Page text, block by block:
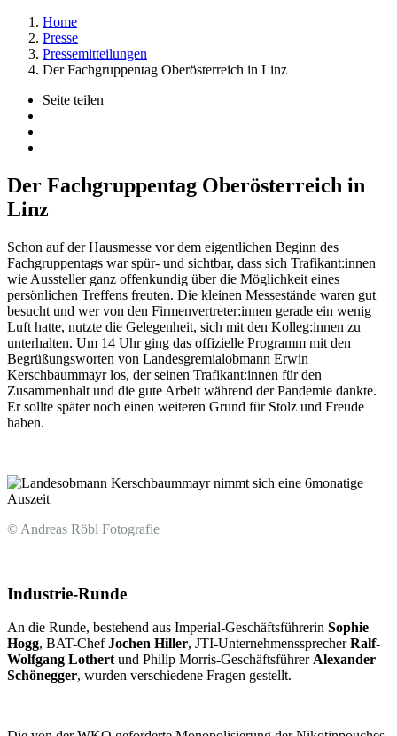
Home
Presse
Pressemitteilungen
Der Fachgruppentag Oberösterreich in Linz
Seite teilen
Der Fachgruppentag Oberösterreich in
Linz
Schon auf der Hausmesse vor dem eigentlichen Beginn des
Fachgruppentags war spür- und sichtbar, dass sich Trafikant:innen
wie Aussteller ganz offenkundig über die Möglichkeit eines
persönlichen Treffens freuten. Die kleinen Messestände waren gut
besucht und wer von den Firmenvertreter:innen gerade ein wenig
Luft hatte, nutzte die Gelegenheit, sich mit den Kolleg:innen zu
unterhalten. Um 14 Uhr ging das offizielle Programm mit den
Begrüßungsworten von Landesgremialobmann Erwin
Kerschbaummayr los, der seinen Trafikant:innen für den
Zusammenhalt und die gute Arbeit während der Pandemie dankte.
Er sollte später noch einen weiteren Grund für Stolz und Freude
haben.
© Andreas Röbl Fotografie
Industrie-Runde
An die Runde, bestehend aus Imperial-Geschäftsführerin Sophie
Hogg, BAT-ChefJochen Hiller, JTI-UnternehmenssprecherRalf-
Wolfgang Lothert und Philip Morris-Geschäftsführer Alexander
Schönegger, wurden verschiedene Fragen gestellt.